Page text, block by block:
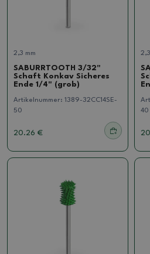
2,3 mm
SABURRTOOTH 3/32"
Schaft Konkav Sicheres
Ende 1/4" (grob)
Artikelnummer: 1389-32CC14SE-
50
20.26 €
40